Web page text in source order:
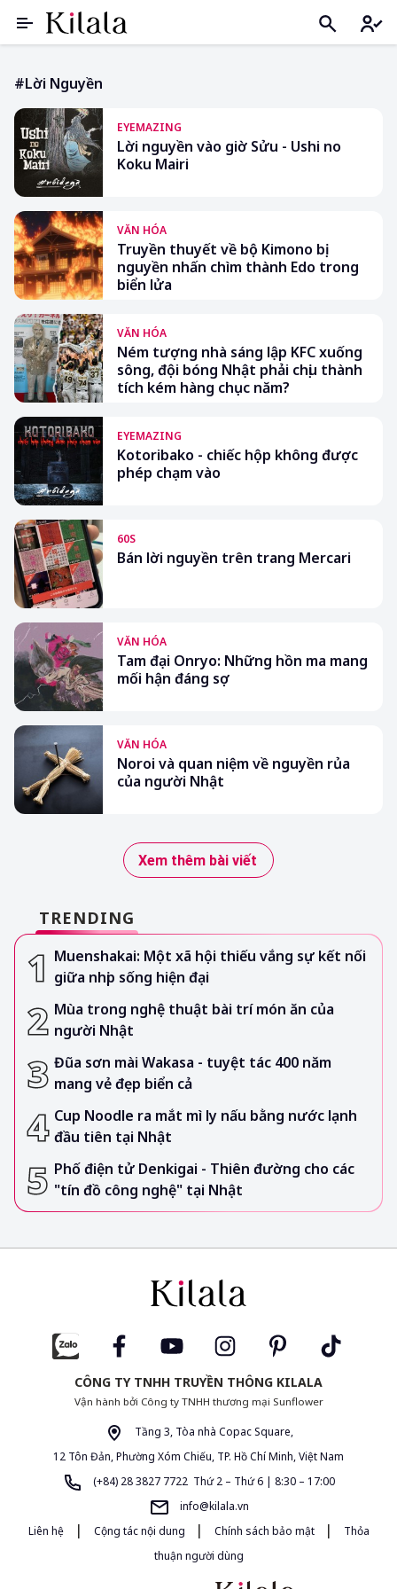
#lời Nguyền
EYEMAZING
Lời nguyền vào giờ Sửu - Ushi no
Koku Mairi
VĂN HÓA
Truyền thuyết về bộ Kimono bị
nguyền nhấn chìm thành Edo trong
biển lửa
VĂN HÓA
Ném tượng nhà sáng lập KFC xuống
sông, đội bóng Nhật phải chịu thành
tích kém hàng chục năm?
EYEMAZING
Kotoribako - chiếc hộp không được
phép chạm vào
60S
Bán lời nguyền trên trang Mercari
VĂN HÓA
Tam đại Onryo: Những hồn ma mang
mối hận đáng sợ
VĂN HÓA
Noroi và quan niệm về nguyền rủa
của người Nhật
Xem thêm bài viết
TRENDING
Muenshakai: Một xã hội thiếu vắng sự kết nối
giữa nhịp sống hiện đại
Mùa trong nghệ thuật bài trí món ăn của
người Nhật
Đũa sơn mài Wakasa - tuyệt tác 400 năm
mang vẻ đẹp biển cả
Cup Noodle ra mắt mì ly nấu bằng nước lạnh
đầu tiên tại Nhật
Phố điện tử Denkigai - Thiên đường cho các
"tín đồ công nghệ" tại Nhật
CÔNG TY TNHH TRUYỀN THÔNG KILALA
Vận hành bởi Công ty TNHH thương mại Sunflower
Tầng 3, Tòa nhà Copac Square,
12 Tôn Đản, Phường Xóm Chiếu, TP. Hồ Chí Minh, Việt Nam
(+84) 28 3827 7722 Thứ 2 – Thứ 6 | 8:30 – 17:00
info@kilala.vn
Liên hệ
| Cộng tác nội dung | Chính sách bảo mật |
Thỏa
thuận người dùng